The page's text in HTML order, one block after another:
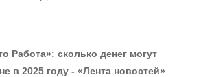
Работа»: сколько денег могут
в 2025 году - «Лента новостей»